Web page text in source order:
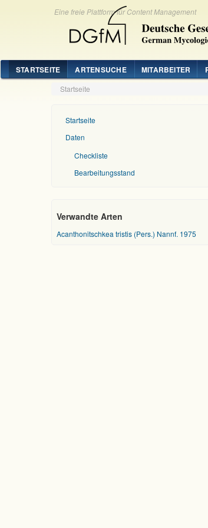
Eine freie Plattform für Content Management
STARTSEITE ARTENSUCHE MITARBEITER
Startseite
Startseite
Daten
Checkliste
Bearbeitungsstand
Verwandte Arten
Acanthonitschkea tristis (Pers.) Nannf. 1975